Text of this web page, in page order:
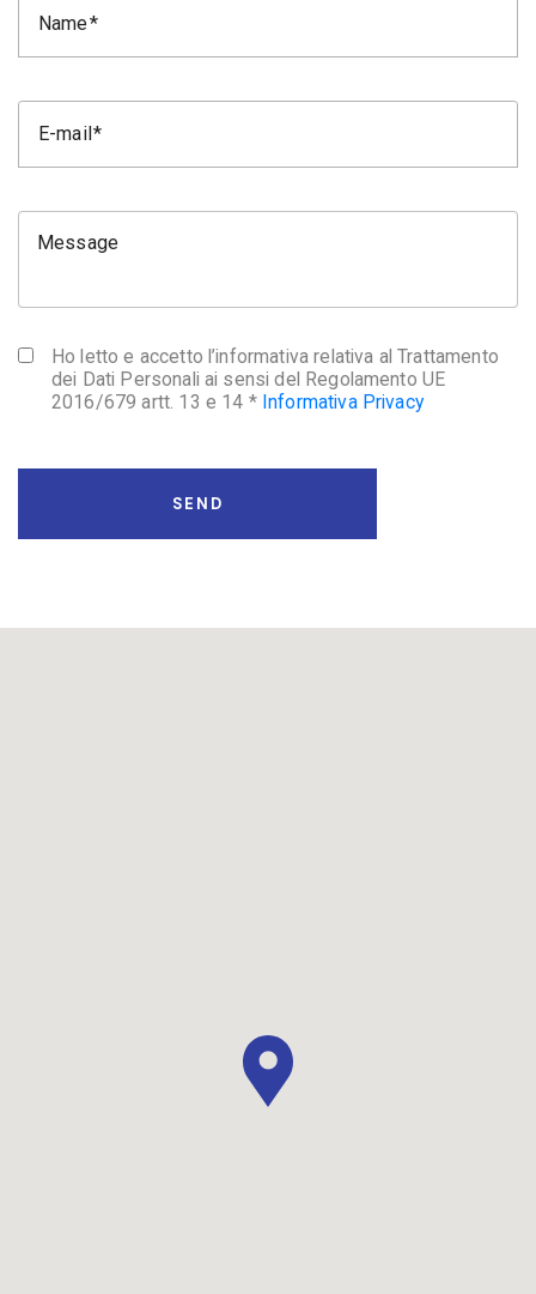
Name
E-mail
Message
Ho letto e accetto l’informativa relativa al Trattamento
dei Dati Personali ai sensi del Regolamento UE
2016/679 artt. 13 e 14 * Informativa Privacy
SEND